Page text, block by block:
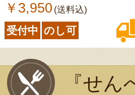
￥3,950 (送料込)
受付中 のし可
『せ